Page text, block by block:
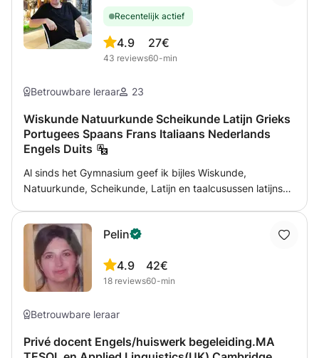
Recentelijk actief
4.9
43 reviews
27€
60-min
Betrouwbare leraar 23
Wiskunde Natuurkunde Scheikunde Latijn Grieks
Portugees Spaans Frans Italiaans Nederlands
Engels Duits
Al sinds het Gymnasium geef ik bijles Wiskunde,
Natuurkunde, Scheikunde, Latijn en taalcusussen latijnse
Basisschoolleerlingen ook rekenen bijvoorbeeld met
breuken en procenten en alle andere modules. Ook
nederlandse grammatica en spelling.
Pelin
4.9
18 reviews
42€
60-min
Betrouwbare leraar
Privé docent Engels/huiswerk begeleiding.MA